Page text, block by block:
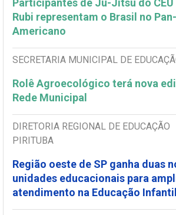
Participantes de Ju-Jitsu do CEU
Rubi representam o Brasil no Pan-
Americano
SECRETARIA MUNICIPAL DE
Rolê Agroecológico terá nova
Rede Municipal
DIRETORIA REGIONAL DE EDUCAÇÃO
PIRITUBA
Região oeste de SP ganha duas
unidades educacionais para
atendimento na Educação Infantil